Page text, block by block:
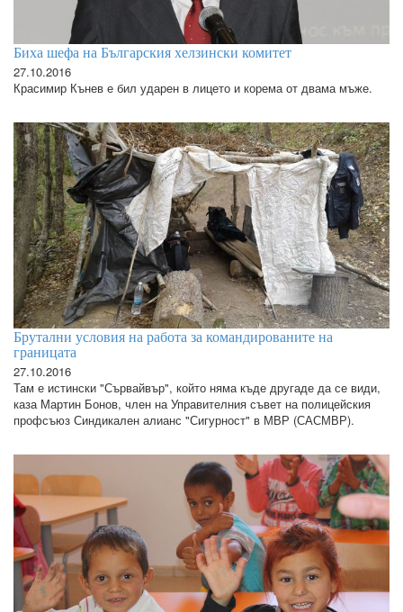
Биха шефа на Българския хелзински комитет
27.10.2016
Красимир Кънев е бил ударен в лицето и корема от двама мъже.
Брутални условия на работа за командированите на
границата
27.10.2016
Там е истински "Сървайвър", който няма къде другаде да се види,
каза Мартин Бонов, член на Управителния съвет на полицейския
профсъюз Синдикален алианс "Сигурност" в МВР (САСМВР).